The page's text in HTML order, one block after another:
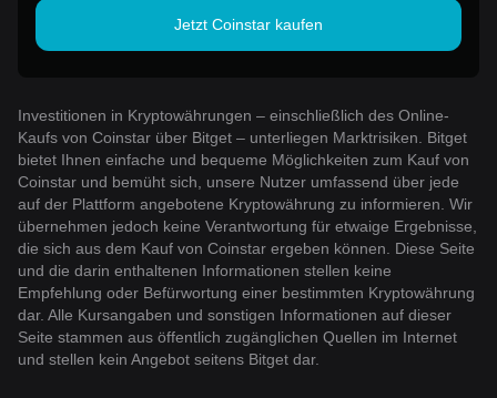
Jetzt Coinstar kaufen
Investitionen in Kryptowährungen – einschließlich des Online-
Kaufs von Coinstar über Bitget – unterliegen Marktrisiken. Bitget
bietet Ihnen einfache und bequeme Möglichkeiten zum Kauf von
Coinstar und bemüht sich, unsere Nutzer umfassend über jede
auf der Plattform angebotene Kryptowährung zu informieren. Wir
übernehmen jedoch keine Verantwortung für etwaige Ergebnisse,
die sich aus dem Kauf von Coinstar ergeben können. Diese Seite
und die darin enthaltenen Informationen stellen keine
Empfehlung oder Befürwortung einer bestimmten Kryptowährung
dar. Alle Kursangaben und sonstigen Informationen auf dieser
Seite stammen aus öffentlich zugänglichen Quellen im Internet
und stellen kein Angebot seitens Bitget dar.